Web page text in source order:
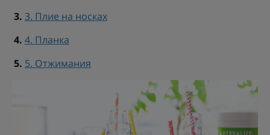
3. Плие на носках
4. Планка
5. Отжимания